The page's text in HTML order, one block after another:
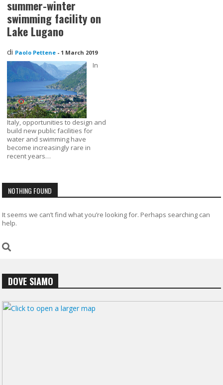
summer-winter
swimming facility on
Lake Lugano
di Paolo Pettene - 1 March 2019
In
Italy, opportunities to design and
build new public facilities for
water and swimming have
become increasingly rare in
recent years…
NOTHING FOUND
It seems we can’t find what you’re looking for. Perhaps searching can
help.
DOVE SIAMO